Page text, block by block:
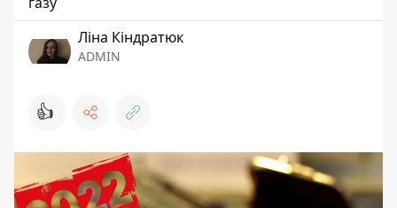
Ліна Кіндратюк
ADMIN
👍